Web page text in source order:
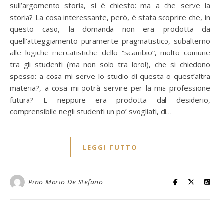
sull’argomento storia, si è chiesto: ma a che serve la
storia? La cosa interessante, però, è stata scoprire che, in
questo caso, la domanda non era prodotta da
quell’atteggiamento puramente pragmatistico, subalterno
alle logiche mercatistiche dello “scambio”, molto comune
tra gli studenti (ma non solo tra loro!), che si chiedono
spesso: a cosa mi serve lo studio di questa o quest’altra
materia?, a cosa mi potrà servire per la mia professione
futura? E neppure era prodotta dal desiderio,
comprensibile negli studenti un po’ svogliati, di…
LEGGI TUTTO
Pino Mario De Stefano